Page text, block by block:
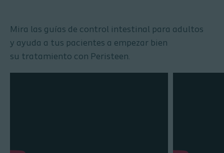
Mira las guías de control intestinal para adultos
y ayuda a tus pacientes a empezar bien
su tratamiento con Peristeen.